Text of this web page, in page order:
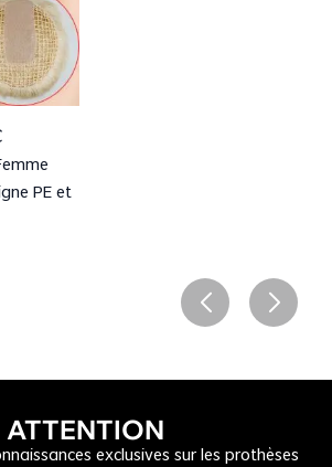
PE et
ATTENTION
exclusives sur les prothèses